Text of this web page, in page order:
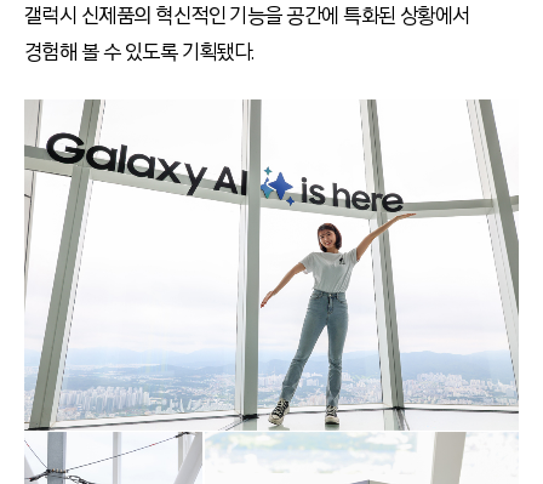
갤럭시 신제품의 혁신적인 기능을 공간에 특화된 상황에서
경험해 볼 수 있도록 기획됐다.